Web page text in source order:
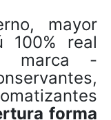
mayor
100% real
marca -
forma